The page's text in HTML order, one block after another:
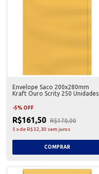
Envelope Saco 200x280mm
Kraft Ouro Scrity 250 Unidades
-5% OFF
R$161,50 R$170,00
5 xde R$32,30 sem juros